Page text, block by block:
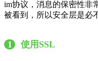
im协议，消息的保密性非
被看到，所以安全层是必
1 使用SSL